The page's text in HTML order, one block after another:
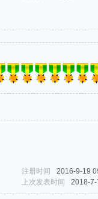
注册时间
2016-9-19
上次发表时间 2018-